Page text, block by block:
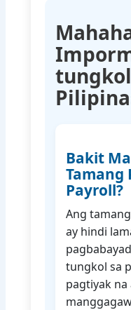
Bakit
Tamang
Payroll?
Ang
ay hindi
tungkol sa
pagtiyak na